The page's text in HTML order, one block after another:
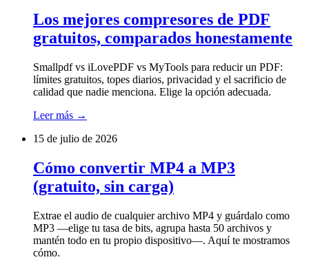
Los mejores compresores de PDF
gratuitos, comparados honestamente
Smallpdf vs iLovePDF vs MyTools para reducir un PDF:
límites gratuitos, topes diarios, privacidad y el sacrificio de
calidad que nadie menciona. Elige la opción adecuada.
Leer más →
15 de julio de 2026
Cómo convertir MP4 a MP3
(gratuito, sin carga)
Extrae el audio de cualquier archivo MP4 y guárdalo como
MP3 —elige tu tasa de bits, agrupa hasta 50 archivos y
mantén todo en tu propio dispositivo—. Aquí te mostramos
cómo.